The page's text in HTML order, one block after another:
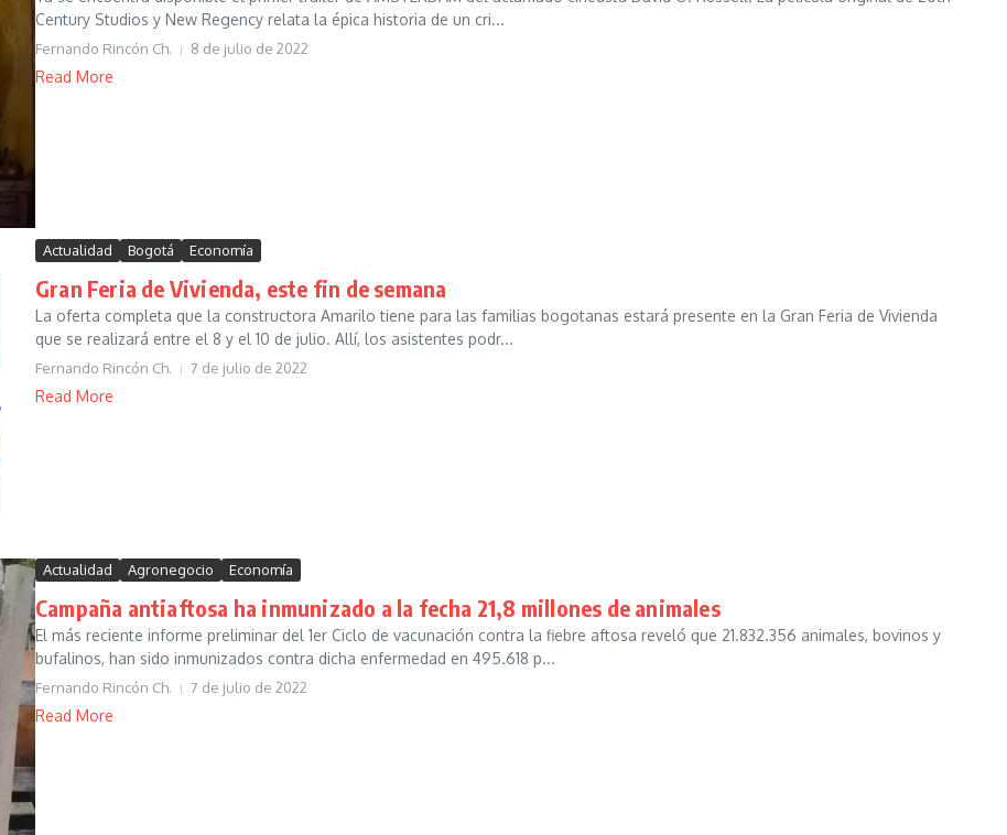
Century Studios y New Regency relata la épica historia de un cri...
Fernando Rincón Ch. 8 de julio de 2022
Read More
Actualidad Bogotá Economía
Gran Feria de Vivienda, este fin de semana
La oferta completa que la constructora Amarilo tiene para las familias bogotanas estará presente en la Gran Feria de Vivienda
que se realizará entre el 8 y el 10 de julio. Allí, los asistentes podr...
Fernando Rincón Ch. 7 de julio de 2022
Read More
Actualidad Agronegocio Economía
Campaña antiaftosa ha inmunizado a la fecha 21,8 millones de animales
El más reciente informe preliminar del 1er Ciclo de vacunación contra la fiebre aftosa reveló que 21.832.356 animales, bovinos y
bufalinos, han sido inmunizados contra dicha enfermedad en 495.618 p...
Fernando Rincón Ch. 7 de julio de 2022
Read More